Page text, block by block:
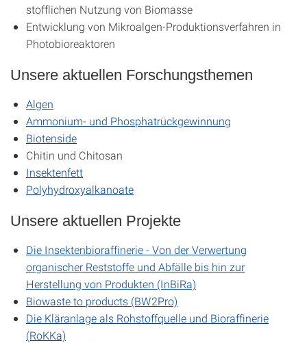
stofflichen Nutzung von Biomasse
Entwicklung von Mikroalgen-Produktionsverfahren in
Photobioreaktoren
Unsere aktuellen Forschungsthemen
Algen
Ammonium- und Phosphatrückgewinnung
Biotenside
Chitin und Chitosan
Insektenfett
Polyhydroxyalkanoate
Unsere aktuellen Projekte
Die Insektenbioraffinerie - Von der Verwertung
organischer Reststoffe und Abfälle bis hin zur
Herstellung von Produkten (InBiRa)
Biowaste to products (BW2Pro)
Die Kläranlage als Rohstoffquelle und Bioraffinerie
(RoKKa)